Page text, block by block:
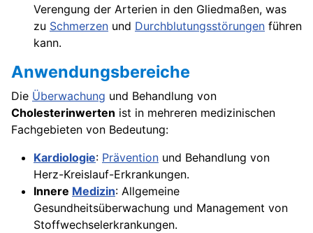
Verengung der Arterien in den Gliedmaßen, was
zu Schmerzen und Durchblutungsstörungen führen
kann.
Anwendungsbereiche
Die Überwachung und Behandlung von
Cholesterinwerten ist in mehreren medizinischen
Fachgebieten von Bedeutung:
Kardiologie: Prävention und Behandlung von
Herz-Kreislauf-Erkrankungen.
Innere Medizin: Allgemeine
Gesundheitsüberwachung und Management von
Stoffwechselerkrankungen.